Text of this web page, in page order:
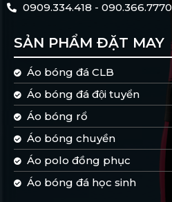
0909.334.418 - 090.366.7770
SẢN PHẨM ĐẶT MAY
Áo bóng đá CLB
Áo bóng đá đội tuyển
Áo bóng rổ
Áo bóng chuyền
Áo polo đồng phục
Áo bóng đá học sinh